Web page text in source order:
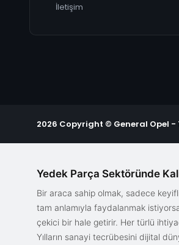
İletişim
2026 Copyright © General Opel -
Yedek Parça Sektöründe
Bir araca sahip olmak, sadece
tam anlamıyla faydalanmak
çekici bir hale getirir. Her türlü
Yılların sanayi tecrübesini dijital